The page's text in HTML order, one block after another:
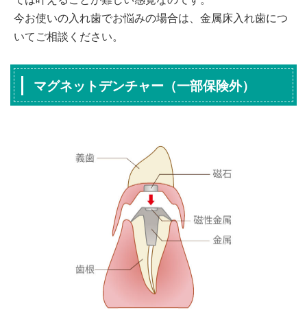
今お使いの入れ歯でお悩みの場合は、金属床入れ歯につ
いてご相談ください。
マグネットデンチャー（一部保険外）